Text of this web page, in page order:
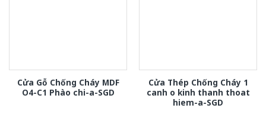
Cửa Gỗ Chống Cháy MDF
O4-C1 Phào chi-a-SGD
Cửa Thép Chống Cháy 1
canh o kinh thanh thoat
hiem-a-SGD